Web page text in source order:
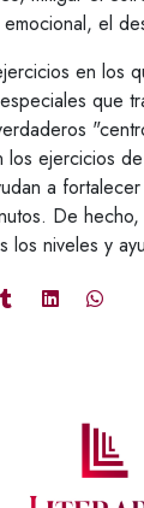
el
en los
que
ejercicios
a
De
los niveles y